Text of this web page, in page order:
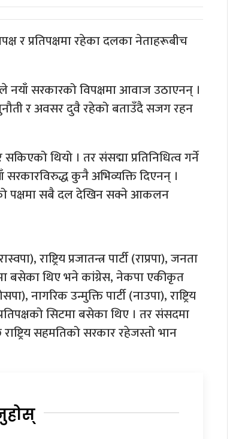
र प्रतिपक्षमा रहेका दलका नेताहरूबीच
सरकारको विपक्षमा आवाज उठाएनन् ।
र अवसर दुवै रहेको बताउँदै सजग रहन
थियो । तर संसद्मा प्रतिनिधित्व गर्ने
कुनै अभिव्यक्ति दिएनन् ।
पक्षमा सबै दल देखिन सक्ने आकलन
राष्ट्रिय प्रजातन्त्र पार्टी (राप्रपा), जनता
बसेका थिए भने कांग्रेस, नेकपा एकीकृत
नागरिक उन्मुक्ति पार्टी (नाउपा), राष्ट्रिय
सिटमा बसेका थिए । तर संसदमा
सहमतिको सरकार रहेजस्तो भान